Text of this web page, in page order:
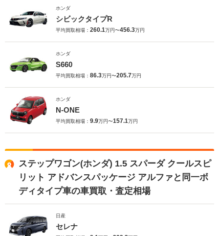
ホンダ
シビックタイプR
平均買取相場： 260.1万円〜456.3万円
ホンダ
S660
平均買取相場： 86.3万円〜205.7万円
ホンダ
N-ONE
平均買取相場： 9.9万円〜157.1万円
ステップワゴン(ホンダ) 1.5 スパーダ クールスピ
リット アドバンスパッケージ アルファと同一ボ
ディタイプ車の車買取・査定相場
日産
セレナ